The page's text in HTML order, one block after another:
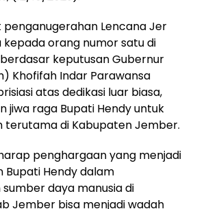
Lencana Jer
kepada orang numor satu di
keputusan Gubernur
Khofifah Indar Parawansa
atas dedikasi luar biasa,
jiwa raga Bupati Hendy untuk
terutama di Kabupaten Jember.
penghargaan yang menjadi
Bupati Hendy dalam
daya manusia di
Jember bisa menjadi wadah